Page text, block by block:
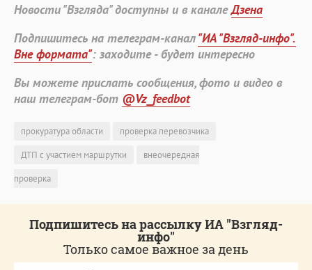
Новости "Взгляда" доступны и в каналеДзена
Подпишитесь на телеграм-канал"ИА "Взгляд-инфо".
Вне формата": заходите - будет интересно
Вы можете прислать сообщения, фото и видео в
наш телеграм-бот @Vz_feedbot
прокуратура области
проверка перевозчика
ДТП с участием маршрутки
внеочередная
проверка
Подпишитесь на рассылку ИА "Взгляд-
инфо"
Только самое важное за день